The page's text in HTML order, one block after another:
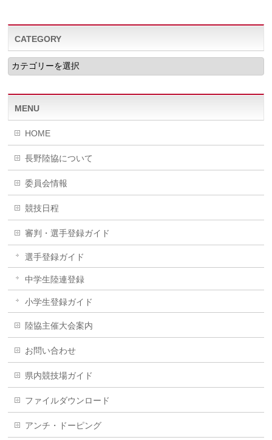
CATEGORY
CATEGORY
MENU
HOME
長野陸協について
委員会情報
競技日程
審判・選手登録ガイド
選手登録ガイド
中学生陸連登録
小学生登録ガイド
陸協主催大会案内
お問い合わせ
県内競技場ガイド
ファイルダウンロード
アンチ・ドーピング